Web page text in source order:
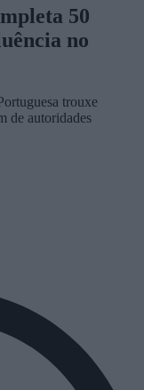
50
no
trouxe
de autoridades